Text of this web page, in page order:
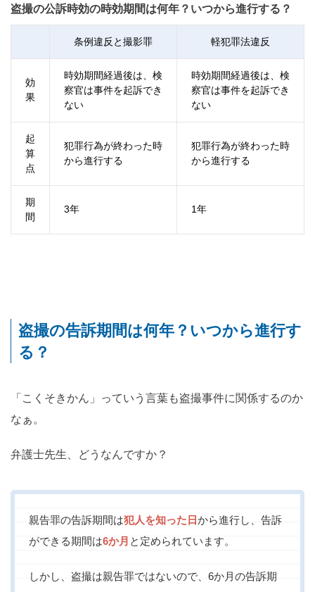
盗撮の公訴時効の時効期間は何年？いつから進行する？
条例違反と撮影罪 軽犯罪法違反
効
果
時効期間経過後は、検
察官は事件を起訴でき
ない
時効期間経過後は、検
察官は事件を起訴でき
ない
起
算
点
犯罪行為が終わった時
から進行する
犯罪行為が終わった時
から進行する
期
間
3年 1年
盗撮の告訴期間は何年？いつから進行す
る？
「こくそきかん」っていう言葉も盗撮事件に関係するのか
なぁ。
弁護士先生、どうなんですか？
親告罪の告訴期間は犯人を知った日から進行し、告訴
ができる期間は6か月 と定められています。
しかし、盗撮は親告罪ではないので、6か月の告訴期